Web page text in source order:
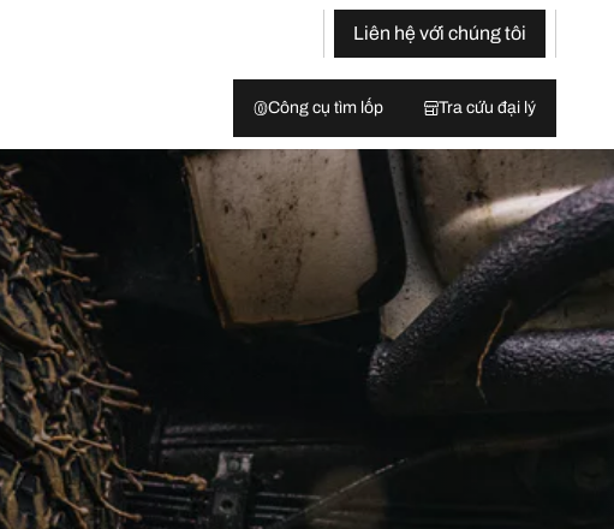
Liên hệ với chúng tôi
Công cụ tìm lốp Tra cứu đại lý